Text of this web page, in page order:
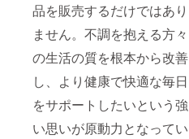
品を販売するだけではあり
ません。不調を抱える方々
の生活の質を根本から改善
し、より健康で快適な毎日
をサポートしたいという強
い思いが原動力となってい